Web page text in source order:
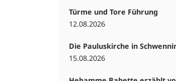
Türme und Tore Führung
12.08.2026
Die Pauluskirche in
15.08.2026